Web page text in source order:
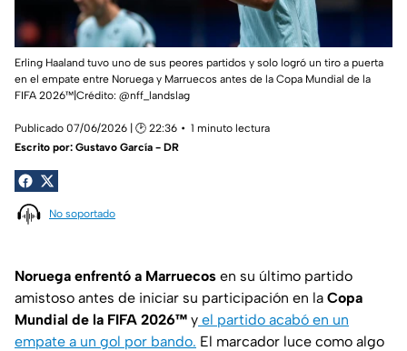
Erling Haaland tuvo uno de sus peores partidos y solo logró un tiro a puerta
en el empate entre Noruega y Marruecos antes de la Copa Mundial de la
FIFA 2026™|Crédito: @nff_landslag
Publicado 07/06/2026 | 🕑 22:36
1 minuto lectura
Escrito por: Gustavo García - DR
No soportado
Noruega enfrentó a Marruecos en su último partido
amistoso antes de iniciar su participación en la Copa
Mundial de la FIFA 2026™ y el partido acabó en un
empate a un gol por bando. El marcador luce como algo